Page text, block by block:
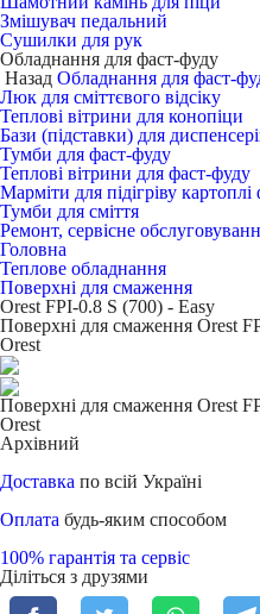
Змішувач педальний
Сушилки для рук
Обладнання для фаст-фуду
Назад Обладнання для фаст-
Люк для сміттєвого відсіку
Теплові вітрини для конопіци
Бази (підставки) для
Тумби для фаст-фуду
Теплові вітрини для фаст-фуду
Марміти для підігріву картоплі
Тумби для сміття
Ремонт, сервісне
Головна
Теплове обладнання
Поверхні для смаження
Orest FPI-0.8 S (700) - Easy
Поверхні для смаження Orest
Orest
Поверхні для смаження Orest
Orest
Архівний
Доставка по всій Україні
Оплата будь-яким способом
100% гарантія та сервіс
Діліться з друзями